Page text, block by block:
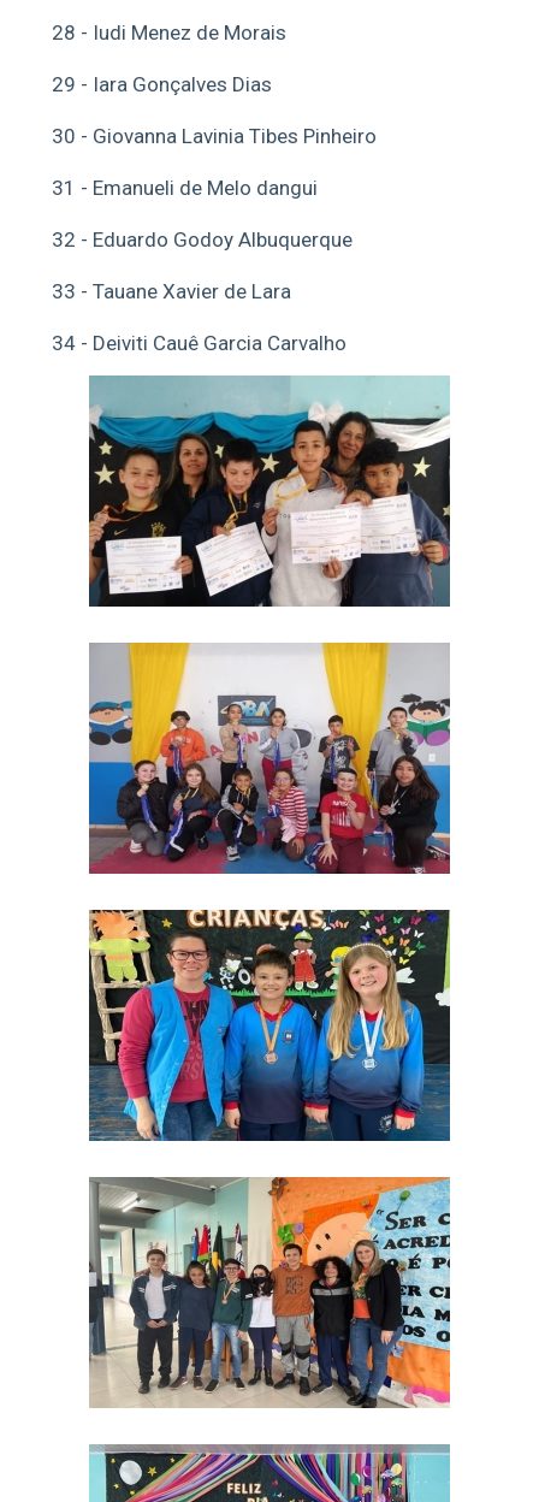
28 - Iudi Menez de Morais
29 - Iara Gonçalves Dias
30 - Giovanna Lavinia Tibes Pinheiro
31 - Emanueli de Melo dangui
32 - Eduardo Godoy Albuquerque
33 - Tauane Xavier de Lara
34 - Deiviti Cauê Garcia Carvalho